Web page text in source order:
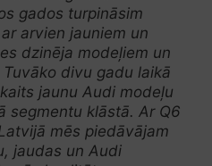
gados turpināsim
arvien jauniem un
dzinēja modeļiem un
divu gadu laikā
jaunu Audimodeļu
segmentu klāstā. Ar Q6
mēs piedāvājam
jaudas un Audi